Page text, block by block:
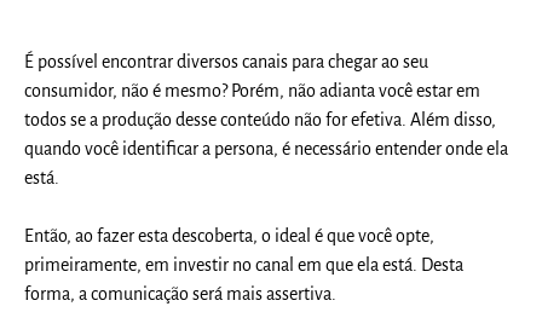
É possível encontrar diversos canais para chegar ao seu
consumidor, não é mesmo? Porém, não adianta você estar em
todos se a produção desse conteúdo não for efetiva. Além disso,
quando você identificar a persona, é necessário entender onde ela
está.
Então, ao fazer esta descoberta, o ideal é que você opte,
primeiramente, em investir no canal em que ela está. Desta
forma, a comunicação será mais assertiva.